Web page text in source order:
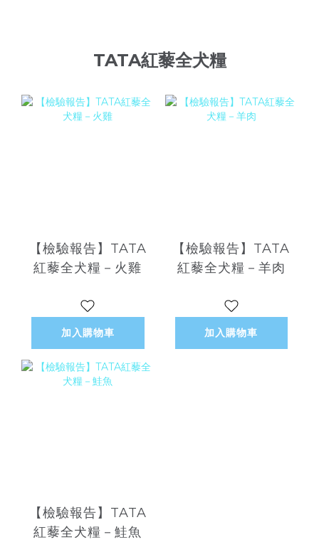
TATA紅藜全犬糧
【檢驗報告】TATA
紅藜全犬糧－火雞
加入購物車
【檢驗報告】TATA
紅藜全犬糧－羊肉
加入購物車
【檢驗報告】TATA
紅藜全犬糧－鮭魚